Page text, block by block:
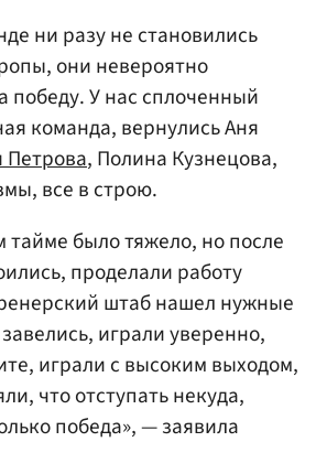
ни разу не становились
они невероятно
победу. У нас сплоченный
команда, вернулись Аня
, Полина Кузнецова,
все в строю.
тайме было тяжело, но после
проделали работу
штаб нашел нужные
играли уверенно,
играли с высоким выходом,
что отступать некуда,
победа», — заявила